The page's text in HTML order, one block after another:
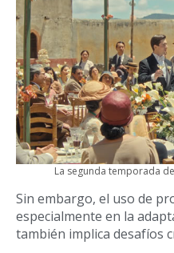
La segunda temporada
Sin embargo, el uso de
especialmente en la
también implica desafíos